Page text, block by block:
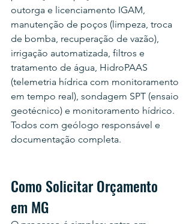
outorga e licenciamento IGAM,
manutenção de poços (limpeza, troca
de bomba, recuperação de vazão),
irrigação automatizada, filtros e
tratamento de água, HidroPAAS
(telemetria hídrica com monitoramento
em tempo real), sondagem SPT (ensaio
geotécnico) e monitoramento hídrico.
Todos com geólogo responsável e
documentação completa.
Como Solicitar Orçamento
em MG